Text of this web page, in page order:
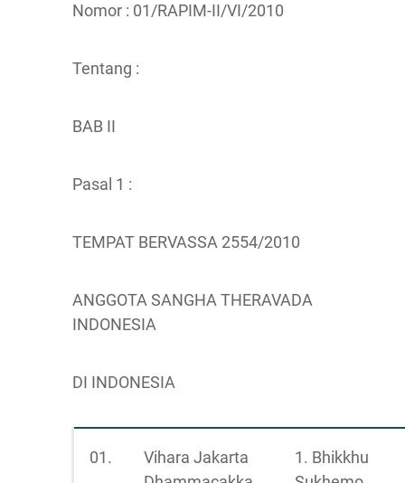
Nomor : 01/RAPIM-II/VI/2010
Tentang :
BAB II
Pasal 1 :
TEMPAT BERVASSA 2554/2010
ANGGOTA SANGHA THERAVADA
INDONESIA
DI INDONESIA
01.
Vihara Jakarta
1. Bhikkhu